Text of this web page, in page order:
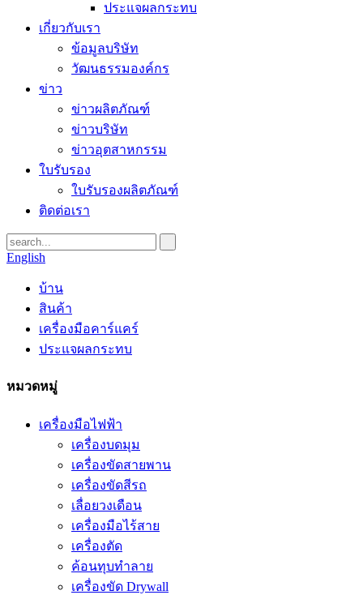
ประแจผลกระทบ
เกี่ยวกับเรา
ข้อมูลบริษัท
วัฒนธรรมองค์กร
ข่าว
ข่าวผลิตภัณฑ์
ข่าวบริษัท
ข่าวอุตสาหกรรม
ใบรับรอง
ใบรับรองผลิตภัณฑ์
ติดต่อเรา
English
บ้าน
สินค้า
เครื่องมือคาร์แคร์
ประแจผลกระทบ
หมวดหมู่
เครื่องมือไฟฟ้า
เครื่องบดมุม
เครื่องขัดสายพาน
เครื่องขัดสีรถ
เลื่อยวงเดือน
เครื่องมือไร้สาย
เครื่องตัด
ค้อนทุบทำลาย
เครื่องขัด Drywall